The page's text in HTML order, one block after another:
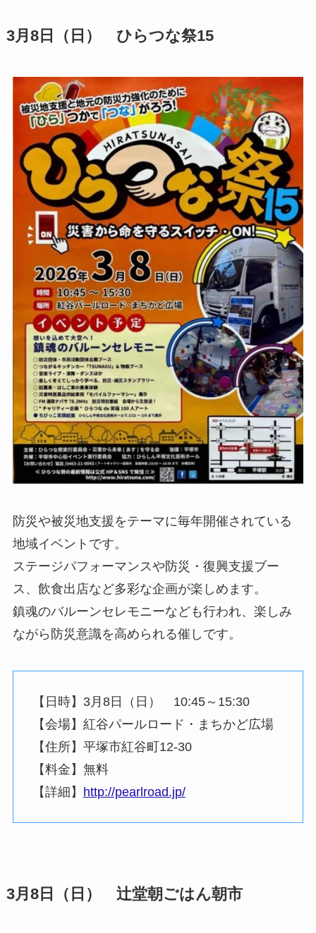
数量限定で1人1袋500円、なくなり次第終了の特別
港では漁師タクシー（遊覧のみ）の運航もあり、
海の魅力を満喫できる催しです。
【日時】3月8日（日） 10:00～販売終了ま
で
【会場】小坪漁港岸壁
【住所】逗子市小坪４丁目２７−８
【料金】1人1袋500円
【詳細】
https://www.zushitrip.com/topics/detail_169.
html
3月8日（日） ひらつな祭15